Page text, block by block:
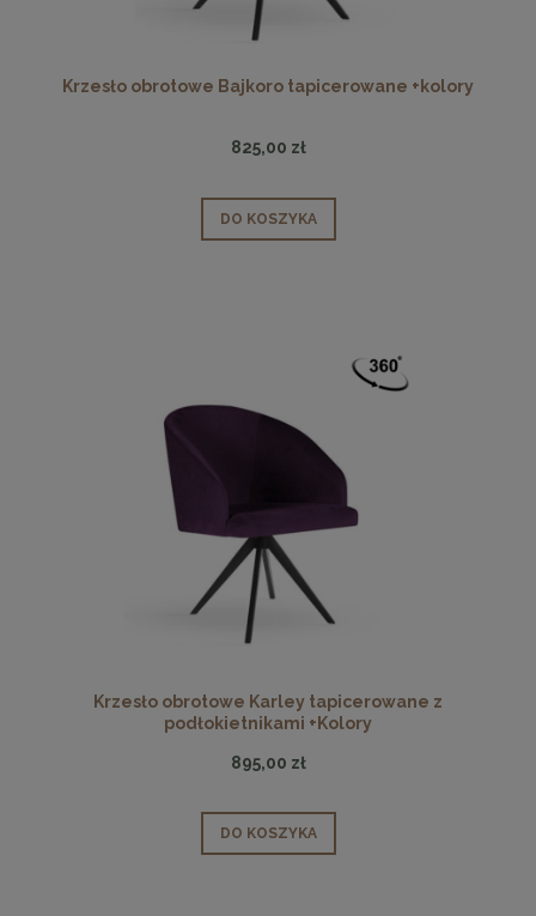
Krzesło obrotowe Bajkoro tapicerowane +kolory
825,00 zł
DO KOSZYKA
Krzesło obrotowe Karley tapicerowane z
podłokietnikami +Kolory
895,00 zł
DO KOSZYKA